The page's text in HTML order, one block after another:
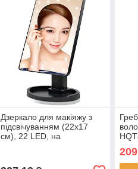
Дзеркало для макіяжу з
підсвічуванням (22x17
см), 22 LED, на